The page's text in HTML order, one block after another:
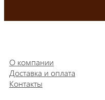
О компании
Доставка и оплата
Контакты